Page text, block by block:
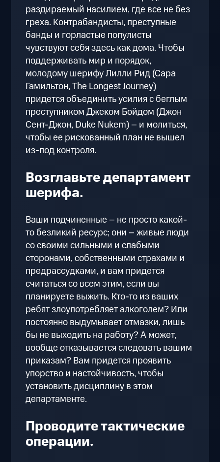
раздираемый насилием, где все не без
греха. Контрабандисты, преступные
банды и горластые популисты
чувствуют себя здесь как дома. Чтобы
поддерживать мир и порядок,
молодому шерифу Лилли Рид (Сара
Гамильтон, The Longest Journey)
придется объединить усилия с беглым
преступником Джеком Бойдом (Джон
Сент-Джон, Duke Nukem) – и молиться,
чтобы ее рискованный план не вышел
из-под контроля.
Возглавьте департамент
шерифа.
Ваши подчиненные – не просто какой-
то безликий ресурс; они – живые люди
со своими сильными и слабыми
сторонами, собственными страхами и
предрассудками, и вам придется
считаться со всем этим, если вы
планируете выжить. Кто-то из ваших
ребят злоупотребляет алкоголем? Или
постоянно выдумывает отмазки, лишь
бы не выходить на работу? А может,
вообще отказывается следовать вашим
приказам? Вам придется проявить
упорство и настойчивость, чтобы
установить дисциплину в этом
департаменте.
Проводите тактические
операции.